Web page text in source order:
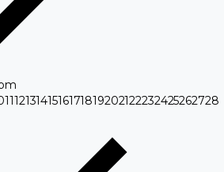
111213141516171819202122232425262728